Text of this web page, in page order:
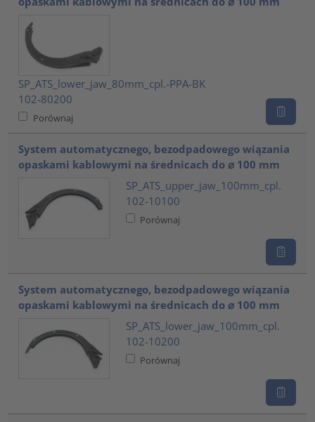
SP_ATS_lower_jaw_80mm_cpl.-PPA-BK
102-80200
Porównaj
System automatycznego, bezodpadowego wiązania
opaskami kablowymi na średnicach do ⌀ 100 mm
SP_ATS_upper_jaw_100mm_cpl.
102-10100
Porównaj
System automatycznego, bezodpadowego wiązania
opaskami kablowymi na średnicach do ⌀ 100 mm
SP_ATS_lower_jaw_100mm_cpl.
102-10200
Porównaj